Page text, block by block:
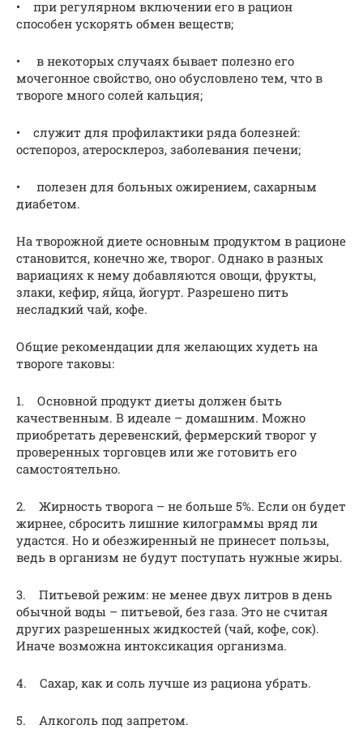
• при регулярном включении его в рацион
способен ускорять обмен веществ;
• в некоторых случаях бывает полезно его
мочегонное свойство, оно обусловлено тем, что в
твороге много солей кальция;
• служит для профилактики ряда болезней:
остепороз, атеросклероз, заболевания печени;
• полезен для больных ожирением, сахарным
диабетом.
На творожной диете основным продуктом в рационе
становится, конечно же, творог. Однако в разных
вариациях к нему добавляются овощи, фрукты,
злаки, кефир, яйца, йогурт. Разрешено пить
несладкий чай, кофе.
Общие рекомендации для желающих худеть на
твороге таковы:
1. Основной продукт диеты должен быть
качественным. В идеале – домашним. Можно
приобретать деревенский, фермерский творог у
проверенных торговцев или же готовить его
самостоятельно.
2. Жирность творога – не больше 5%. Если он будет
жирнее, сбросить лишние килограммы вряд ли
удастся. Но и обезжиренный не принесет пользы,
ведь в организм не будут поступать нужные жиры.
3. Питьевой режим: не менее двух литров в день
обычной воды – питьевой, без газа. Это не считая
других разрешенных жидкостей (чай, кофе, сок).
Иначе возможна интоксикация организма.
4. Сахар, как и соль лучше из рациона убрать.
5. Алкоголь под запретом.